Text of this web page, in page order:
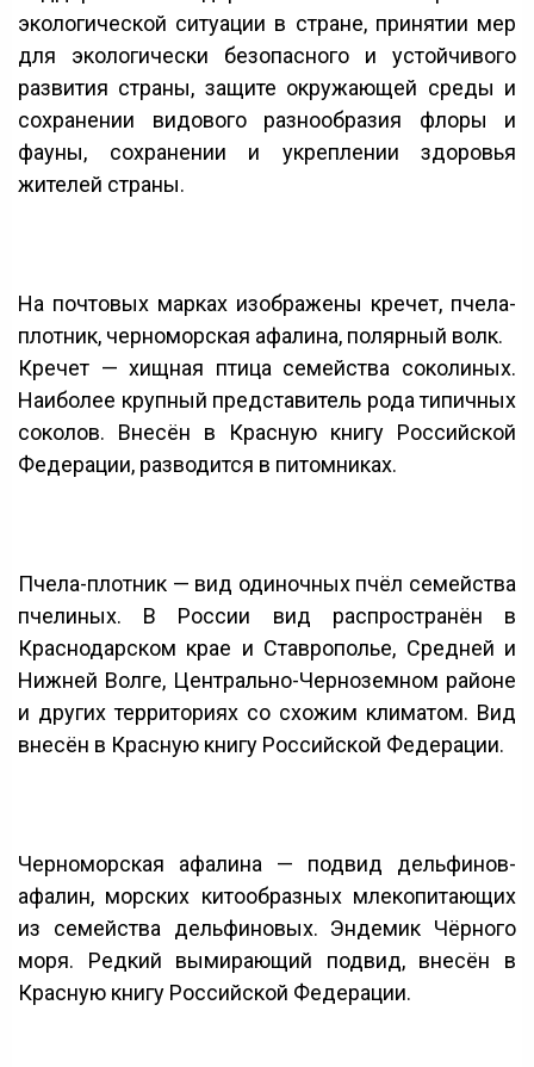
экологической ситуации в стране, принятии мер
для экологически безопасного и устойчивого
развития страны, защите окружающей среды и
сохранении видового разнообразия флоры и
фауны, сохранении и укреплении здоровья
жителей страны.
На почтовых марках изображены кречет, пчела-
плотник, черноморская афалина, полярный волк.
Кречет — хищная птица семейства соколиных.
Наиболее крупный представитель рода типичных
соколов. Внесён в Красную книгу Российской
Федерации, разводится в питомниках.
Пчела-плотник — вид одиночных пчёл семейства
пчелиных. В России вид распространён в
Краснодарском крае и Ставрополье, Средней и
Нижней Волге, Центрально-Черноземном районе
и других территориях со схожим климатом. Вид
внесён в Красную книгу Российской Федерации.
Черноморская афалина — подвид дельфинов-
афалин, морских китообразных млекопитающих
из семейства дельфиновых. Эндемик Чёрного
моря. Редкий вымирающий подвид, внесён в
Красную книгу Российской Федерации.